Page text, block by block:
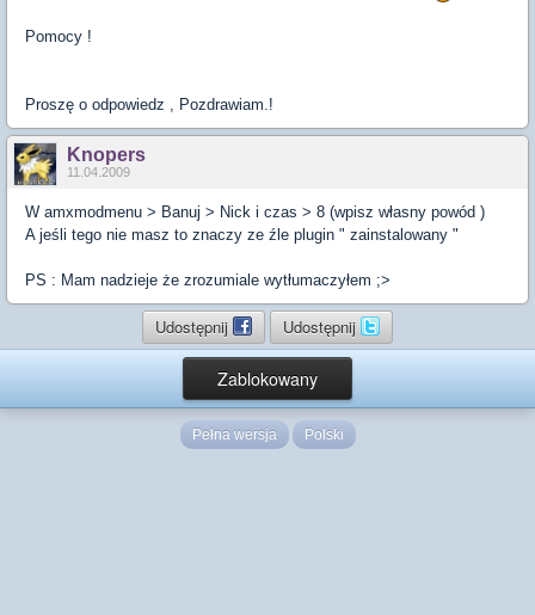
Pomocy !
Proszę o odpowiedz , Pozdrawiam.!
Knopers
11.04.2009
W amxmodmenu > Banuj > Nick i czas > 8 (wpisz własny powód )
A jeśli tego nie masz to znaczy ze źle plugin " zainstalowany "
PS : Mam nadzieje że zrozumiale wytłumaczyłem ;>
Udostępnij Udostępnij
Zablokowany
Pełna wersja Polski